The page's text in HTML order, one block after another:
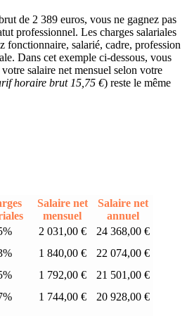
de 2 389 euros, vous ne gagnez pas
professionnel. Les charges salariales
fonctionnaire, salarié, cadre, profession
Dans cet exemple ci-dessous, vous
salaire net mensuel selon votre
horaire brut 15,75 €) reste le même
Salaire net
mensuel
Salaire net
annuel
2 031,00 €
24 368,00 €
1 840,00 €
22 074,00 €
1 792,00 €
21 501,00 €
1 744,00 €
20 928,00 €